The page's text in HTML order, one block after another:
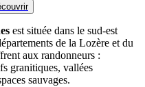
est située dans le sud-est
de la Lozère et du
aux randonneurs :
granitiques, vallées
sauvages.